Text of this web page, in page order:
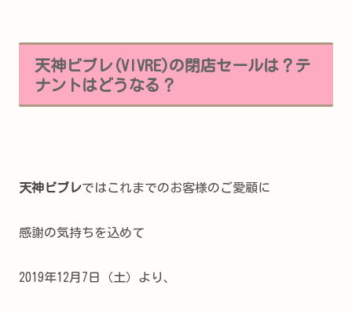
天神ビブレ(VIVRE)の閉店セールは？テ
ナントはどうなる？
天神ビブレではこれまでのお客様のご愛顧に
感謝の気持ちを込めて
2019年12月7日（土）より、